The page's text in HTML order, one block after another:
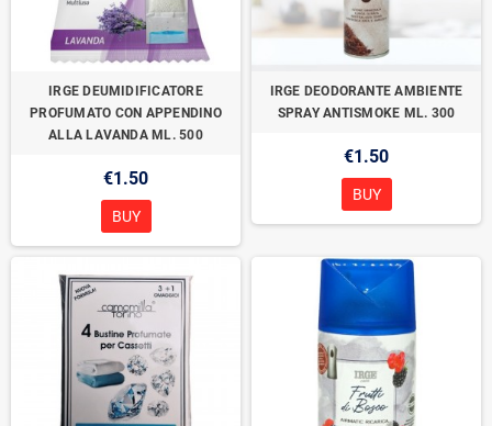
IRGE DEUMIDIFICATORE
PROFUMATO CON APPENDINO
ALLA LAVANDA ML. 500
€1.50
BUY
IRGE DEODORANTE AMBIENTE
SPRAY ANTISMOKE ML. 300
€1.50
BUY